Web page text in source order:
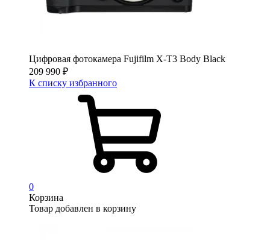
Цифровая фотокамера Fujifilm X-T3 Body Black
209 990 ₽
К списку избранного
0
Корзина
Товар добавлен в корзину